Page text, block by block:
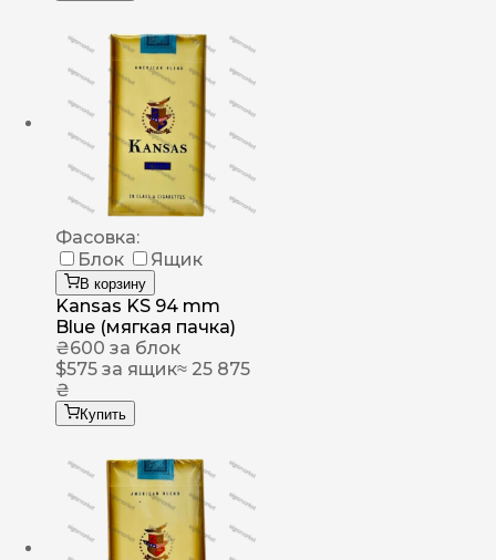
Фасовка:
Блок
Ящик
В корзину
Kansas KS 94 mm
Blue (мягкая пачка)
₴600 за блок
$575 за ящик≈ 25 875
₴
Купить